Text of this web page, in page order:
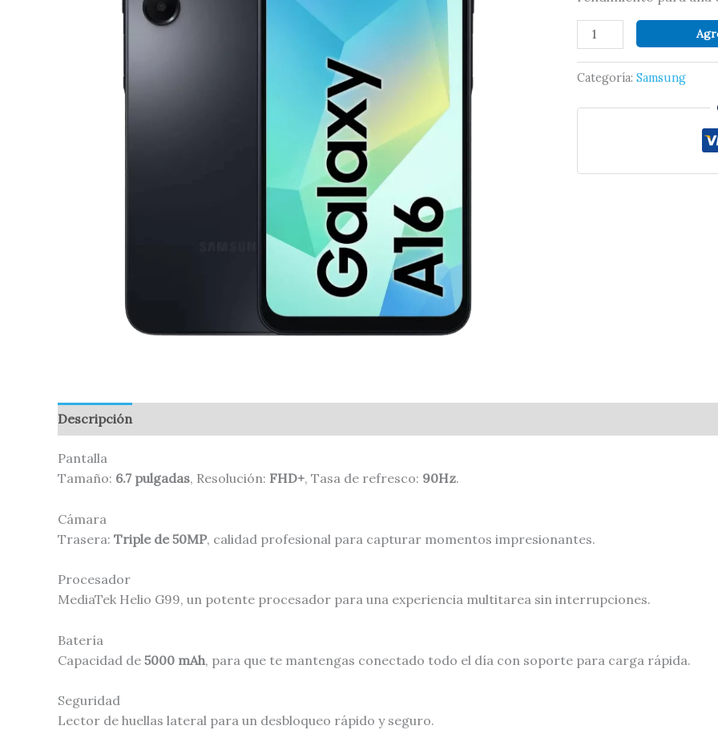
Categoría: Samsung
Descripción
Pantalla
Tamaño: 6.7 pulgadas, Resolución: FHD+, Tasa de refresco: 90Hz.
Cámara
Trasera: Triple de 50MP, calidad profesional para capturar momentos impresionantes.
Procesador
MediaTek Helio G99, un potente procesador para una experiencia multitarea sin interrupciones.
Batería
Capacidad de 5000 mAh, para que te mantengas conectado todo el día con soporte para carga rápida.
Seguridad
Lector de huellas lateral para un desbloqueo rápido y seguro.